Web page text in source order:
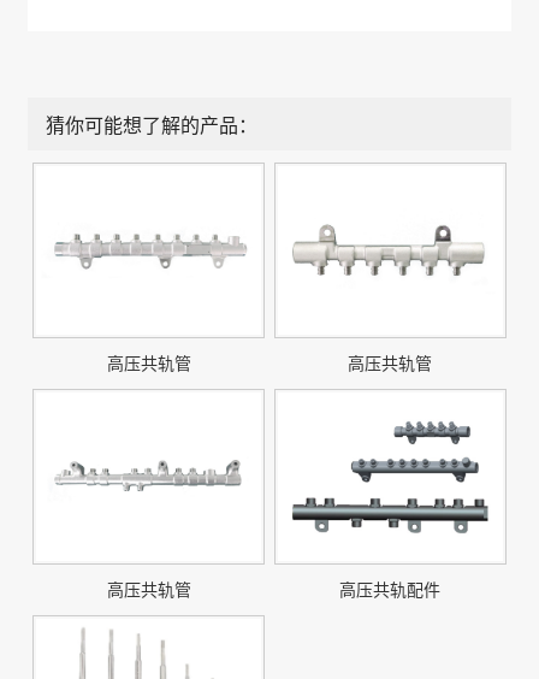
猜你可能想了解的产品：
高压共轨管 高压共轨管
高压共轨管 高压共轨配件